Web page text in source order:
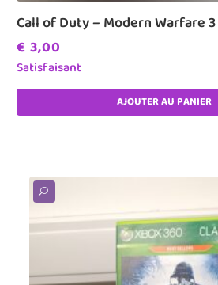
Call of Duty – Modern Warfare 3
€ 3,00
Satisfaisant
AJOUTER AU PANIER
U